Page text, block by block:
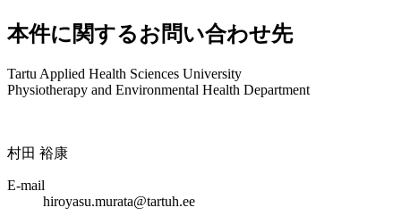
本件に関するお問い合わせ先
Tartu Applied Health Sciences University
Physiotherapy and Environmental Health Department
村田 裕康
E-mail
hiroyasu.murata@tartuh.ee